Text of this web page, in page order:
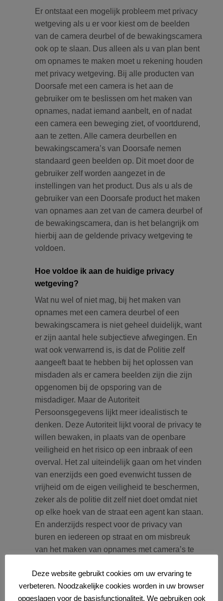
Er ontstaat een mogelijk probleem met privacy
wetgeving als u er voor kiest om de beelden
van de camera deurbel of de bewakingscamera
ook op te slaan. Dus alleen als u van plan bent
om opnames te maken moet u rekening houden
met privacy wetgeving. Bij alle producten van
Doorsafe met een camera is het aan de
gebruiker om te beslissen om het maken van
opnames, nadat iemand aanbelt, en of nadat
een camera een beweging ziet, of voortdurend,
aan te zetten. Alle camera deurbellen en
bewakingscamera’s van Doorsafe nemen
standaard geen beelden op. Dit moet door de
gebruiker zelf worden aangezet in de
instellingen van het product. Dus als u als de
gebruiker van een Doorsafe product het maken
van opnames aan zet van de camera deurbel of
de bewakingscamera, dan is het belangrijk om
hierbij aan de geldende privacy wetgeving te
voldoen.
Hoe voldoe ik aan de huidige privacy
wetgeving?
Wat nu wel of niet mag, bij het maken van
opnames met een camera deurbel of een
bewakingscamera is niet geheel duidelijk, want
er zijn aantal hele subjectieve afwegingen. En
wat ook verwarrend is, is dat de Politie zelf
aangeeft baat te hebben bij het oplossen van
misdaden als er camera beelden zijn die zijn
opgenomen bij de opsporing van de
misdadiger. Maar de Autoriteit
Persoonsgegevens lijkt meer idealistisch te
denken. Deze Autoriteit lijkt vooral de privacy te
willen bewaken, in plaats van de openbare
veiligheid en het risico op een inbraak of een
overval. Het zal uiteindelijk gaan om het vinden
van enerzijds een goed evenwicht tussen de
vrijheid om de eigen veiligheid te beschermen,
zeker als de politie dit zelf niet doet omdat niet
op elke hoek van de straat een agent kan staan.
En anderzijds respect voor de privacy van
buren en iedereen op straat en om misbreuk
van het maken van opnames met camera’s te
Om aan de privacy wetten te voldoen is het
belangrijk om in ieder geval het volgende in
Deze website gebruikt cookies om uw ervaring te
verbeteren. Noodzakelijke cookies worden in uw browser
opgeslagen voor de basisfunctionaliteit. We gebruiken ook